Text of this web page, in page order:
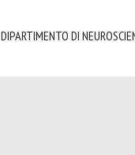
DIPARTIMENTO DI